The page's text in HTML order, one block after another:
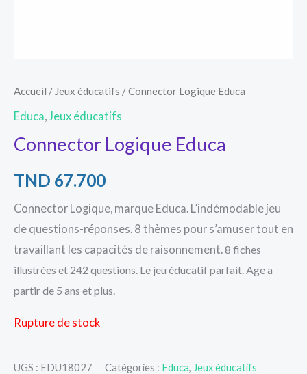
Accueil / Jeux éducatifs / Connector Logique Educa
Educa,Jeux éducatifs
Connector Logique Educa
TND 67.700
Connector Logique, marque Educa. L’indémodable jeu
de questions-réponses. 8 thèmes pour s’amuser tout en
travaillant les capacités de raisonnement.8 fiches
illustrées et 242 questions. Le jeu éducatif parfait. Age a
partir de 5 ans et plus.
Rupture de stock
UGS : EDU18027 Catégories : Educa, Jeux éducatifs